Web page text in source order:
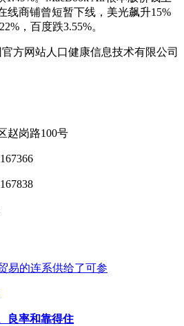
线商铺曾短暂下线，美光飙升15%
，百度跌3.55%。
方网站人口健康信息技术有限公司
赵岗路100号
易的连系供给了可参
良率和靠得住